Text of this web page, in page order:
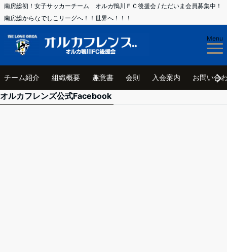
南房総初！女子サッカーチーム オルカ鴨川ＦＣ後援会 / ただいま会員募集中！
南房総からなでしこリーグへ！！世界へ！！！
Menu
チーム紹介 組織概要 趣意書 会則 入会案内 お問い合
オルカフレンズ公式Facebook